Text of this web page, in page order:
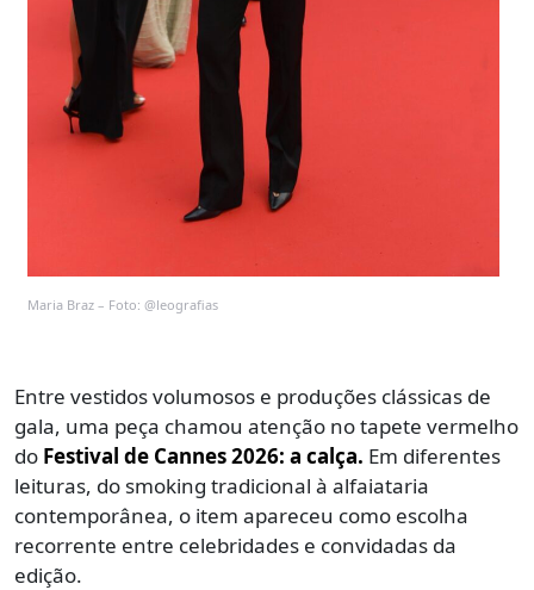
Maria Braz – Foto: @leografias
Entre vestidos volumosos e produções clássicas de
gala, uma peça chamou atenção no tapete vermelho
do Festival de Cannes 2026: a calça. Em diferentes
leituras, do smoking tradicional à alfaiataria
contemporânea, o item apareceu como escolha
recorrente entre celebridades e convidadas da
edição.